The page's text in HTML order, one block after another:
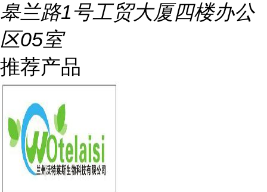
皋兰路1号工贸大厦四楼办公
区05室
推荐产品